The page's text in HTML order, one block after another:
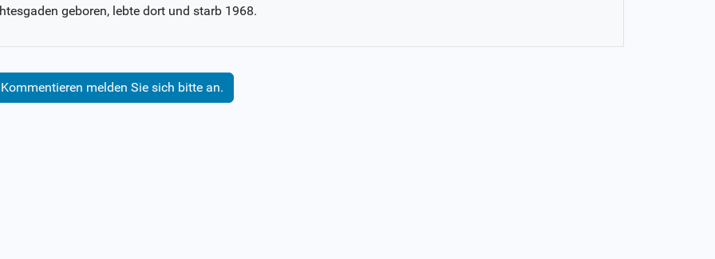
geboren, lebte dort und starb 1968.
melden Sie sich bitte an.